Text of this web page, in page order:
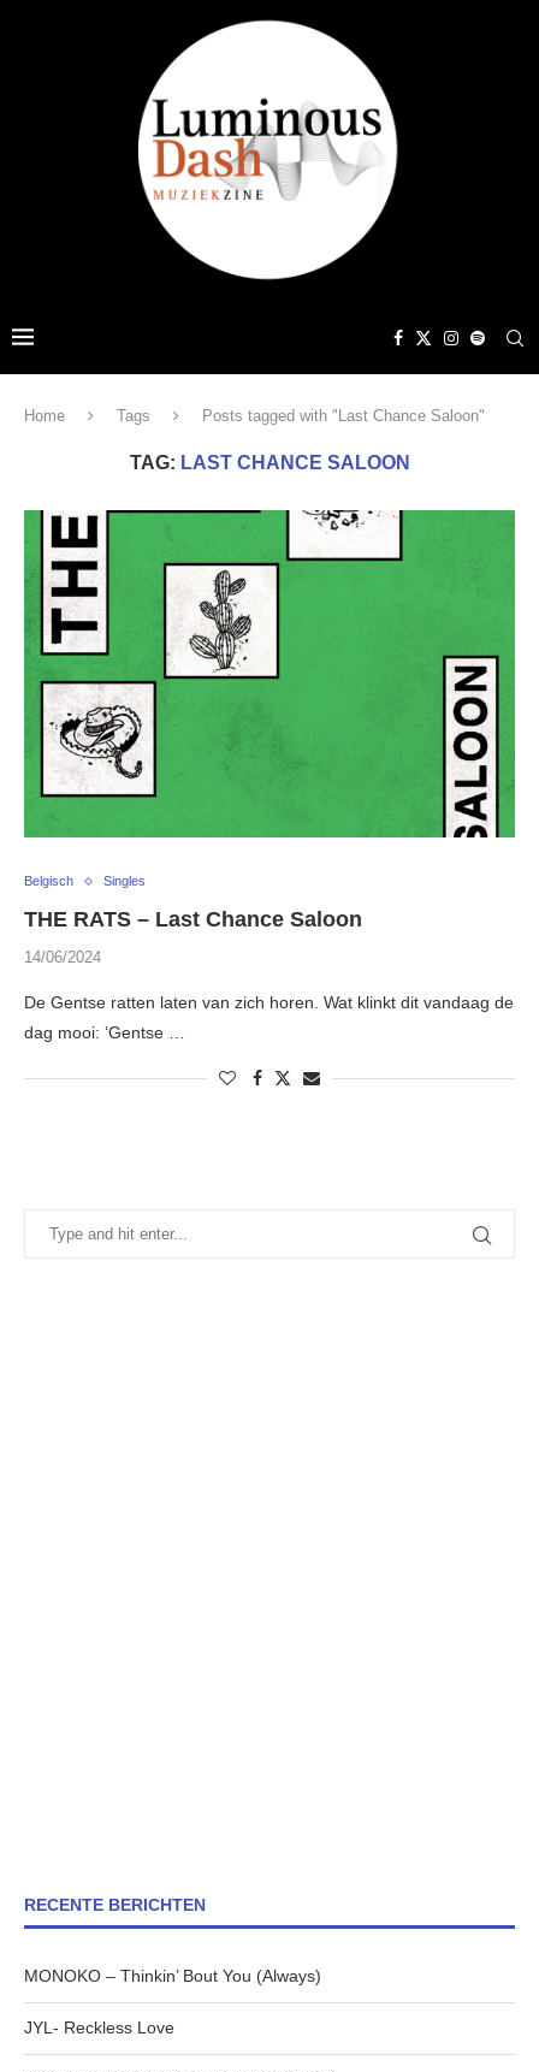
Home Tags Posts tagged with "Last Chance Saloon"
TAG: LAST CHANCE SALOON
Belgisch Singles
THE RATS – Last Chance Saloon
14/06/2024
De Gentse ratten laten van zich horen. Wat klinkt dit vandaag de
dag mooi: ‘Gentse …
RECENTE BERICHTEN
MONOKO – Thinkin’ Bout You (Always)
JYL- Reckless Love